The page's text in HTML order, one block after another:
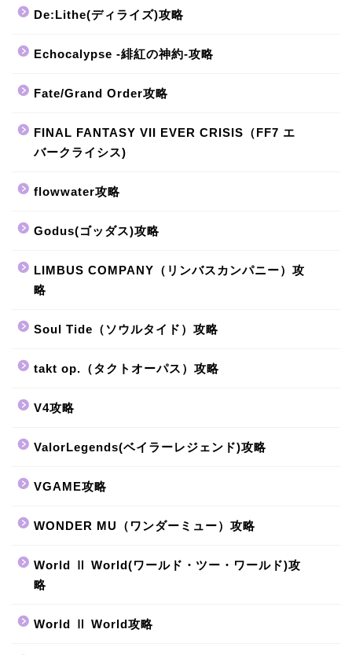
De:Lithe(ディライズ)攻略
Echocalypse -緋紅の神約-攻略
Fate/Grand Order攻略
FINAL FANTASY VII EVER CRISIS（FF7 エ
バークライシス)
flowwater攻略
Godus(ゴッダス)攻略
LIMBUS COMPANY（リンバスカンパニー）攻
略
Soul Tide（ソウルタイド）攻略
takt op.（タクトオーパス）攻略
V4攻略
ValorLegends(ベイラーレジェンド)攻略
VGAME攻略
WONDER MU（ワンダーミュー）攻略
World Ⅱ World(ワールド・ツー・ワールド)攻
略
World Ⅱ World攻略